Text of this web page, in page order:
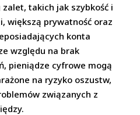
takich jak szybkość i
większą prywatność oraz
konta
względu na brak
pieniądze cyfrowe mogą
na ryzyko oszustw,
związanych z